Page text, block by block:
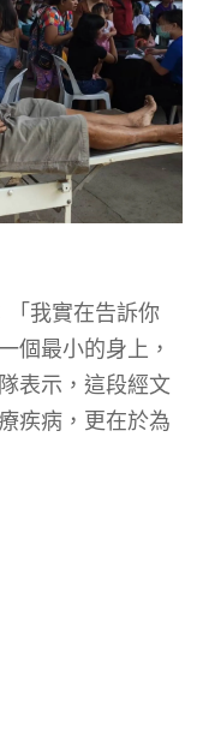
我實在告訴你
個最小的身上，
表示，這段經文
疾病，更在於為